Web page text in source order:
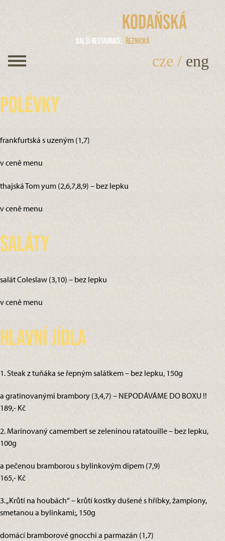
Kodaňská
Další restaurace Řeznická
cze / eng
Polévky
frankfurtská s uzeným (1,7)
v ceně menu
thajská Tom yum (2,6,7,8,9) – bez lepku
v ceně menu
Saláty
salát Coleslaw (3,10) – bez lepku
v ceně menu
Hlavní jídla
1. Steak z tuňáka se řepným salátkem – bez lepku, 150g
a gratinovanými brambory (3,4,7) – NEPODÁVÁME DO BOXU !!
189,- Kč
2. Marinovaný camembert se zeleninou ratatouille – bez lepku,
100g
a pečenou bramborou s bylinkovým dipem (7,9)
165,- Kč
3. „Krůtí na houbách“ – krůtí kostky dušené s hříbky, žampiony,
smetanou a bylinkami;, 150g
domácí bramborové gnocchi a parmazán (1,7)